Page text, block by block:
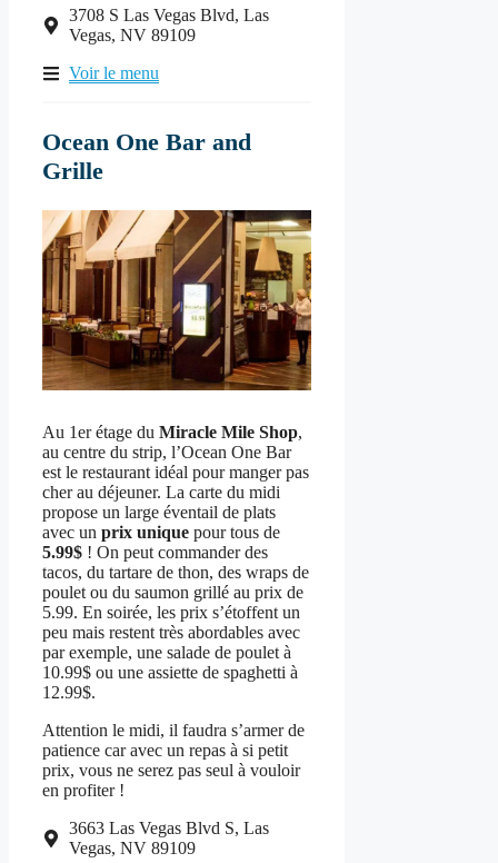
3708 S Las Vegas Blvd, Las
Vegas, NV 89109
Voir le menu
Ocean One Bar and
Grille
Au 1er étage du Miracle Mile Shop,
au centre du strip, l’Ocean One Bar
est le restaurant idéal pour manger pas
cher au déjeuner. La carte du midi
propose un large éventail de plats
avec un prix unique pour tous de
5.99$ ! On peut commander des
tacos, du tartare de thon, des wraps de
poulet ou du saumon grillé au prix de
5.99. En soirée, les prix s’étoffent un
peu mais restent très abordables avec
par exemple, une salade de poulet à
10.99$ ou une assiette de spaghetti à
12.99$.
Attention le midi, il faudra s’armer de
patience car avec un repas à si petit
prix, vous ne serez pas seul à vouloir
en profiter !
3663 Las Vegas Blvd S, Las
Vegas, NV 89109